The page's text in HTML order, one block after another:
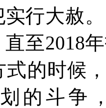
行大赦。
至2018
式的时候
的斗争